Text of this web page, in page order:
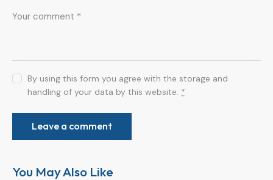
By using this form you agree with the storage and
handling of your data by this website. *
You May Also Like